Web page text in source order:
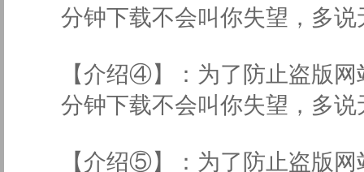
分钟下载不会叫你失望，多
【介绍④】：为了防止盗版
分钟下载不会叫你失望，多
【介绍⑤】：为了防止盗版